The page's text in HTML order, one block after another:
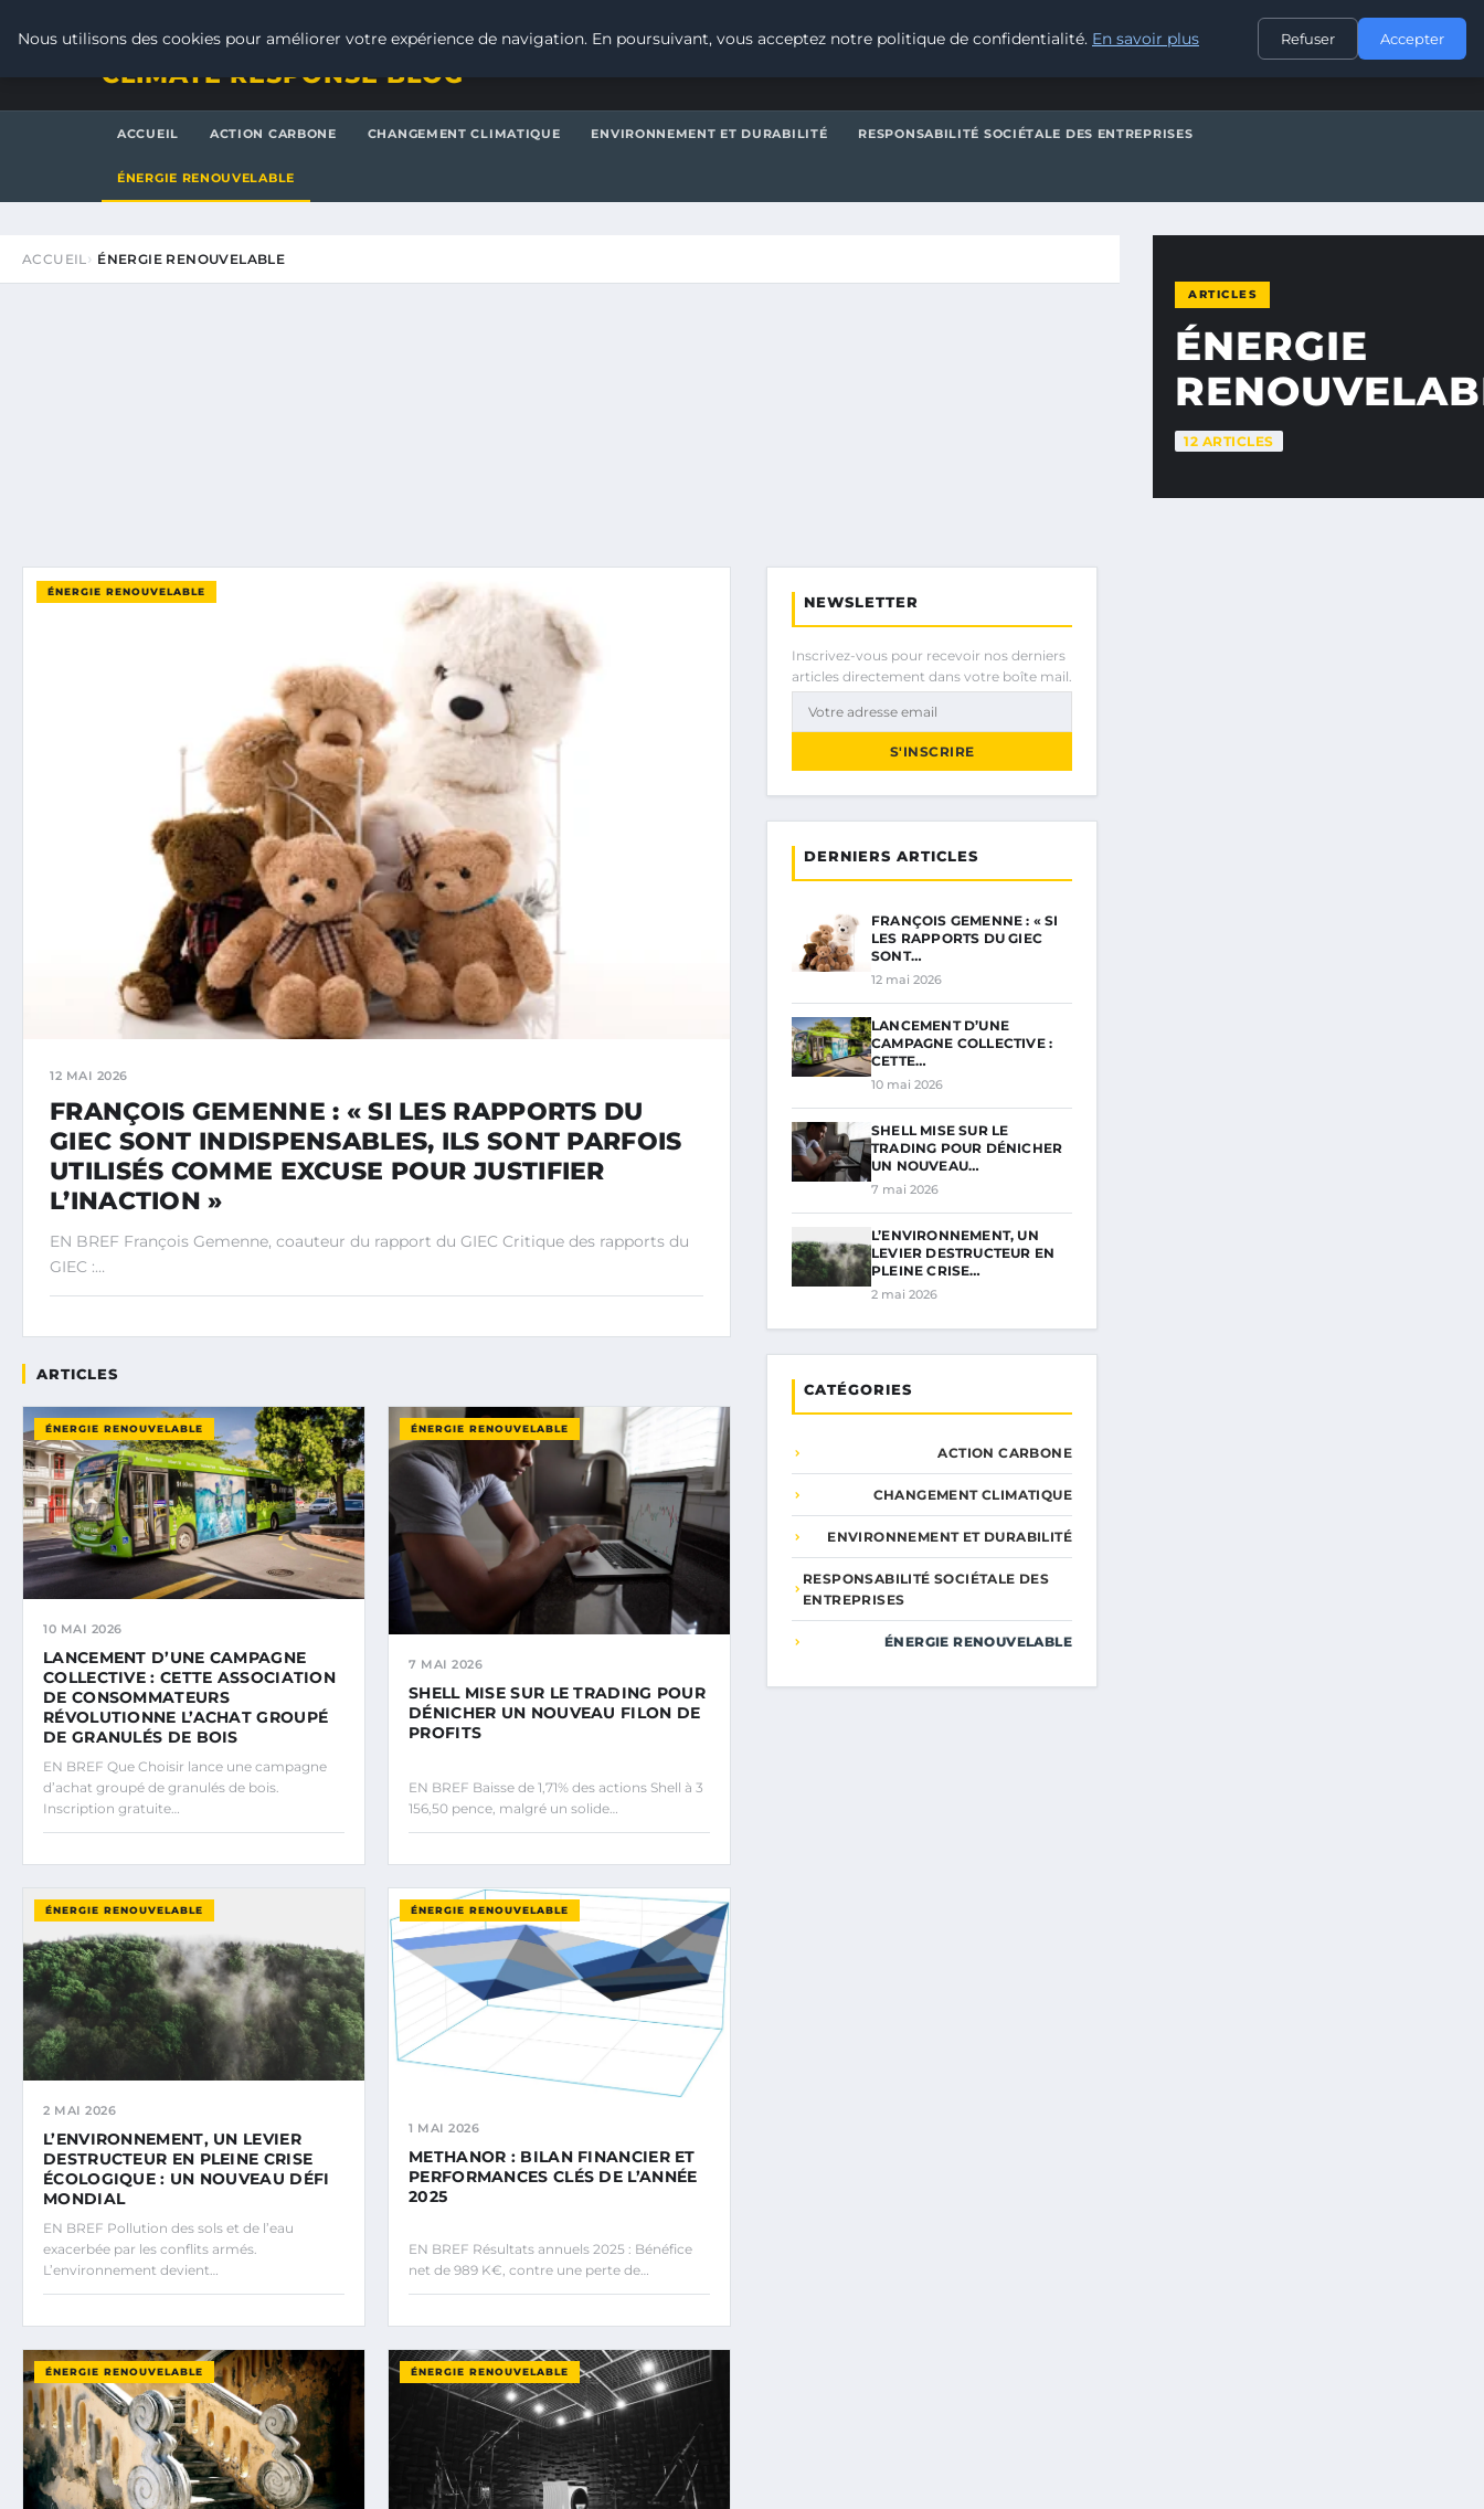
CONTACT
CLIMATE RESPONSE BLOG
ACCUEIL ACTION CARBONE CHANGEMENT CLIMATIQUE ENVIRONNEMENT ET DURABILITÉ RESPONSABILITÉ SOCIÉTALE DES ENTREPRISES
ÉNERGIE RENOUVELABLE
ACCUEIL ÉNERGIE RENOUVELABLE
ARTICLES
ÉNERGIE
12 ARTICLES
ÉNERGIE RENOUVELABLE
12 MAI 2026
FRANÇOIS GEMENNE : « SI LES RAPPORTS DU
GIEC SONT INDISPENSABLES, ILS SONT PARFOIS
UTILISÉS COMME EXCUSE POUR JUSTIFIER
L’INACTION »
EN BREF François Gemenne, coauteur du rapport du GIEC Critique des rapports du
GIEC :…
ARTICLES
ÉNERGIE RENOUVELABLE
10 MAI 2026
LANCEMENT D’UNE CAMPAGNE
COLLECTIVE : CETTE ASSOCIATION
DE CONSOMMATEURS
RÉVOLUTIONNE L’ACHAT GROUPÉ
DE GRANULÉS DE BOIS
EN BREF Que Choisir lance une campagne
d’achat groupé de granulés de bois.
Inscription gratuite…
ÉNERGIE RENOUVELABLE
7 MAI 2026
SHELL MISE SUR LE TRADING POUR
DÉNICHER UN NOUVEAU FILON DE
PROFITS
EN BREF Baisse de 1,71% des actions Shell à 3
156,50 pence, malgré un solide…
ÉNERGIE RENOUVELABLE
2 MAI 2026
L’ENVIRONNEMENT, UN LEVIER
DESTRUCTEUR EN PLEINE CRISE
ÉCOLOGIQUE : UN NOUVEAU DÉFI
MONDIAL
EN BREF Pollution des sols et de l’eau
exacerbée par les conflits armés.
L’environnement devient…
ÉNERGIE RENOUVELABLE
1 MAI 2026
METHANOR : BILAN FINANCIER ET
PERFORMANCES CLÉS DE L’ANNÉE
2025
EN BREF Résultats annuels 2025 : Bénéfice
net de 989 K€, contre une perte de…
ÉNERGIE RENOUVELABLE ÉNERGIE RENOUVELABLE
NEWSLETTER
Inscrivez-vous pour recevoir nos derniers
articles directement dans votre boîte mail.
S'INSCRIRE
DERNIERS ARTICLES
FRANÇOIS GEMENNE : « SI
LES RAPPORTS DU GIEC
SONT…
12 mai 2026
LANCEMENT D’UNE
CAMPAGNE COLLECTIVE :
CETTE…
10 mai 2026
SHELL MISE SUR LE
TRADING POUR DÉNICHER
UN NOUVEAU…
7 mai 2026
L’ENVIRONNEMENT, UN
LEVIER DESTRUCTEUR EN
PLEINE CRISE…
2 mai 2026
CATÉGORIES
ACTION CARBONE
CHANGEMENT CLIMATIQUE
ENVIRONNEMENT ET DURABILITÉ
RESPONSABILITÉ SOCIÉTALE DES
ENTREPRISES
ÉNERGIE RENOUVELABLE
Nous utilisons des cookies pour améliorer votre expérience de navigation. En poursuivant, vous acceptez notre politique de confidentialité. En savoir plus Refuser Accepter